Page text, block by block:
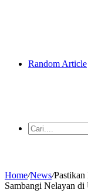
Random Article
Home/News/
Sambangi Nelayan di